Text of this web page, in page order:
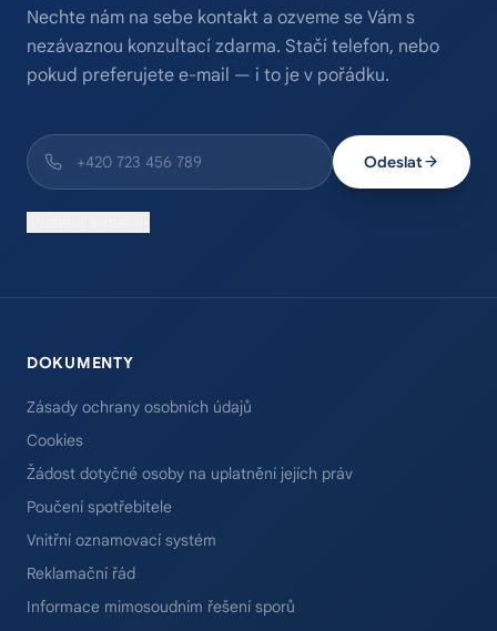
Nechte nám na sebe kontakt a ozveme se Vám s
nezávaznou konzultací zdarma. Stačí telefon, nebo
pokud preferujete e-mail — i to je v pořádku.
Odeslat
DOKUMENTY
Zásady ochrany osobních údajů
Cookies
Žádost dotyčné osoby na uplatnění jejích práv
Poučení spotřebitele
Vnitřní oznamovací systém
Reklamační řád
Informace mimosoudním řešení sporů